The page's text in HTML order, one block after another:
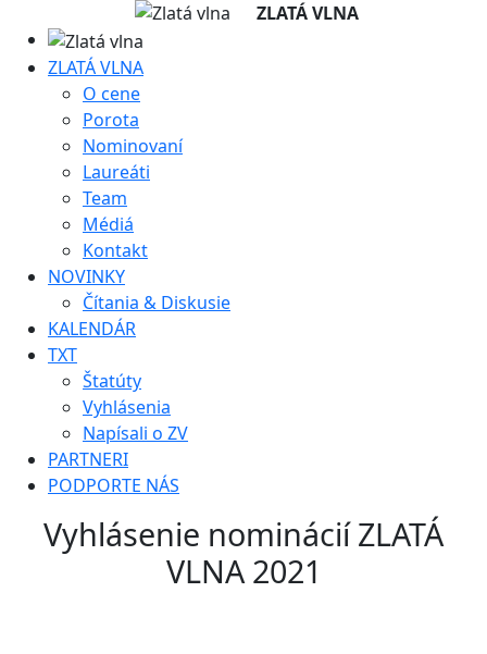
ZLATÁ VLNA
ZLATÁ VLNA
O cene
Porota
Nominovaní
Laureáti
Team
Médiá
Kontakt
NOVINKY
Čítania & Diskusie
KALENDÁR
TXT
Štatúty
Vyhlásenia
Napísali o ZV
PARTNERI
PODPORTE NÁS
Vyhlásenie nominácií ZLATÁ
VLNA 2021